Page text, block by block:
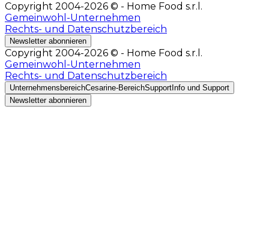
Copyright 2004-2026 © - Home Food s.r.l.
Gemeinwohl-Unternehmen
Rechts- und Datenschutzbereich
Newsletter abonnieren
Copyright 2004-2026 © - Home Food s.r.l.
Gemeinwohl-Unternehmen
Rechts- und Datenschutzbereich
UnternehmensbereichCesarine-BereichSupport Info und Support
Newsletter abonnieren